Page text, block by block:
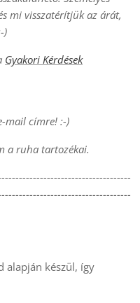
mi visszatérítjük az árát,
)
Gyakori Kérdések
mail címre! :-)
a ruha tartozékai.
alapján készül, így